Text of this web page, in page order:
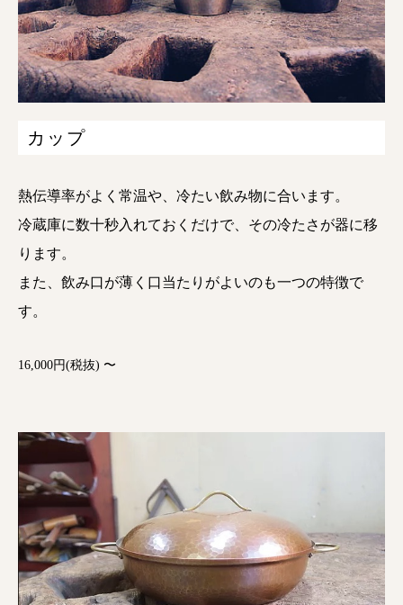
カップ
熱伝導率がよく常温や、冷たい飲み物に合います。
冷蔵庫に数十秒入れておくだけで、その冷たさが器に移
ります。
また、飲み口が薄く口当たりがよいのも一つの特徴で
す。
16,000円(税抜) 〜